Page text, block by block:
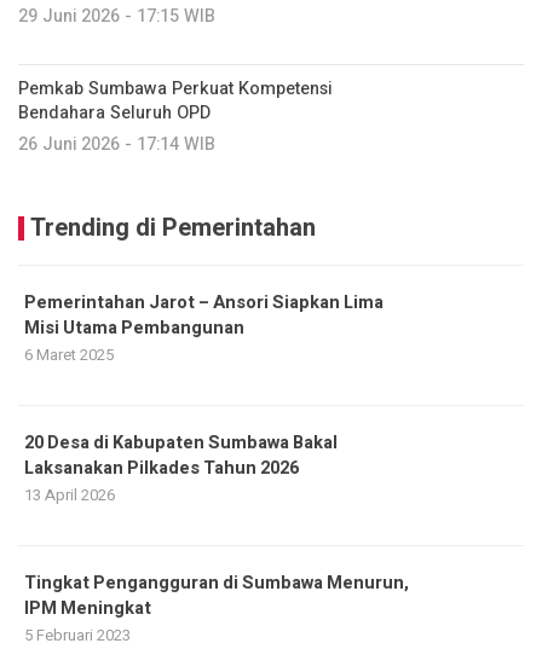
29 Juni 2026 - 17:15 WIB
Pemkab Sumbawa Perkuat Kompetensi
Bendahara Seluruh OPD
26 Juni 2026 - 17:14 WIB
Trending di Pemerintahan
Pemerintahan Jarot – Ansori Siapkan Lima
Misi Utama Pembangunan
6 Maret 2025
20 Desa di Kabupaten Sumbawa Bakal
Laksanakan Pilkades Tahun 2026
13 April 2026
Tingkat Pengangguran di Sumbawa Menurun,
IPM Meningkat
5 Februari 2023